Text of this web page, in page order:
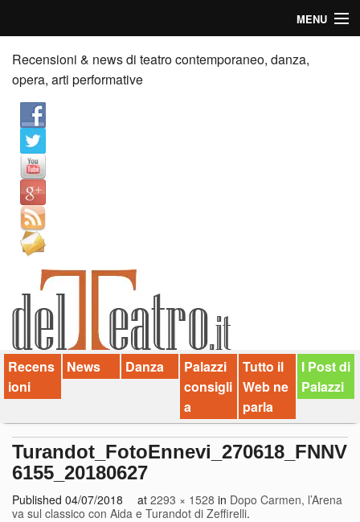
MENU
Home
Recensioni
Anticipazioni
News
Palazzi consiglia
Video
Chi siamo
Contatti
dT in English
Recensioni & news di teatro contemporaneo, danza,
opera, arti performative
Recens
ioni
News Danza
Palazzi
consigli
a
Tutto il
Web ne
parla
I Post di
Palazzi
Turandot_FotoEnnevi_270618_FNNV
6155_20180627
Published 04/07/2018 at 2293 × 1528 in Dopo Carmen, l’Arena
va sul classico con Aida e Turandot di Zeffirelli.